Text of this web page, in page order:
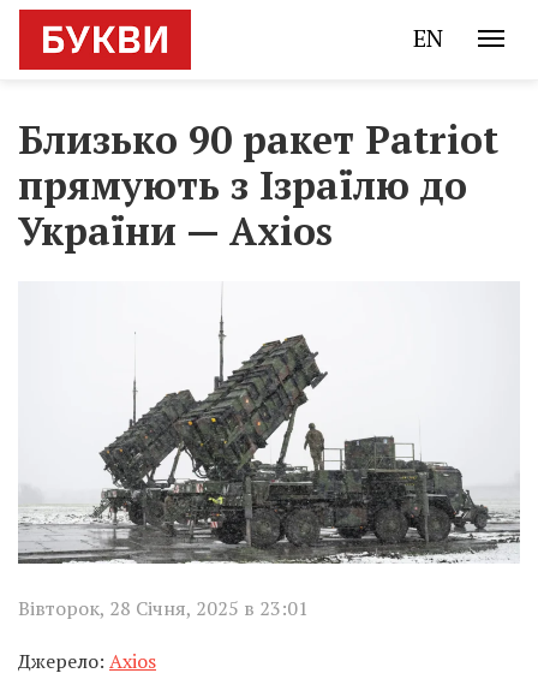
EN
Близько 90 ракет Patriot
прямують з Ізраїлю до
України — Axios
Вівторок, 28 Січня, 2025 в 23:01
Джерело: Axios